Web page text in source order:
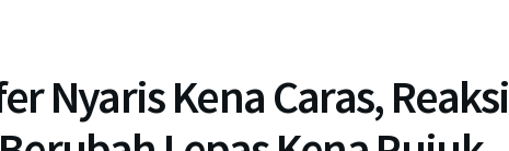
Nyaris Kena Caras, Reaksi